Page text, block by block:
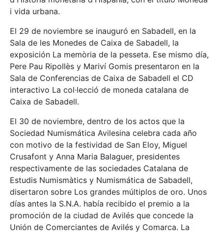
i vida urbana.
El 29 de noviembre se inauguró en Sabadell, en la
Sala de les Monedes de Caixa de Sabadell, la
exposición La memòria de la pesseta. Ese mismo día,
Pere Pau Ripollès y Mariví Gomis presentaron en la
Sala de Conferencias de Caixa de Sabadell el CD
interactivo La col·lecció de moneda catalana de
Caixa de Sabadell.
El 30 de noviembre, dentro de los actos que la
Sociedad Numismática Avilesina celebra cada año
con motivo de la festividad de San Eloy, Miguel
Crusafont y Anna Maria Balaguer, presidentes
respectivamente de las sociedades Catalana de
Estudis Numismàtics y Numismática de Sabadell,
disertaron sobre Los grandes múltiplos de oro. Unos
días antes la S.N.A. había recibido el premio a la
promoción de la ciudad de Avilés que concede la
Unión de Comerciantes de Avilés y Comarca. La